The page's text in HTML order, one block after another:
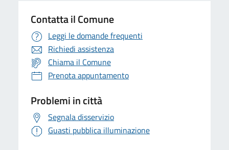
Contatta il Comune
Leggi le domande frequenti
Richiedi assistenza
Chiama il Comune
Prenota appuntamento
Problemi in città
Segnala disservizio
Guasti pubblica illuminazione